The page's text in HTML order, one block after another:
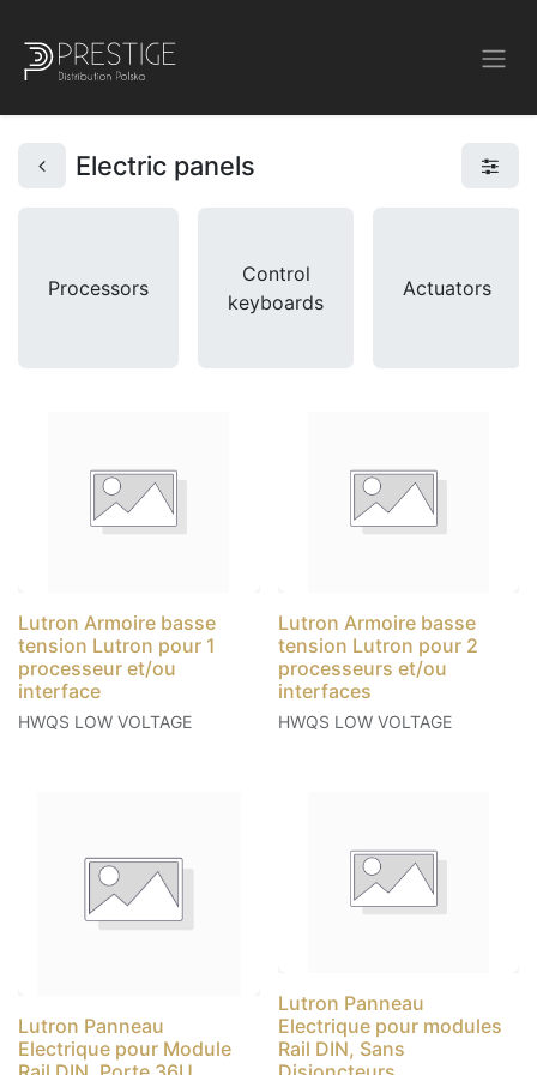
Electric panels
Processors
Control
keyboards
Actuators
Lutron Armoire basse
tension Lutron pour 1
processeur et/ou
interface
HWQS LOW VOLTAGE
Lutron Armoire basse
tension Lutron pour 2
processeurs et/ou
interfaces
HWQS LOW VOLTAGE
Lutron Panneau
Electrique pour Module
Lutron Panneau
Electrique pour modules
Rail DIN, Sans